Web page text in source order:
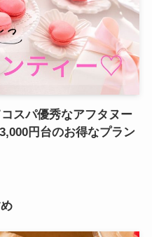
コスパ優秀なアフタヌー
円台のお得なプラン